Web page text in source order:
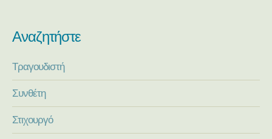
Αναζητήστε
Τραγουδιστή
Συνθέτη
Στιχουργό